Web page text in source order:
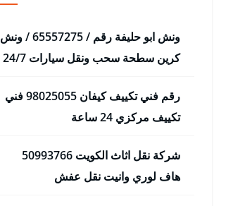
ونش ابو حليفة رقم / 65557275 / ونش
كرين سطحة سحب ونقل سيارات 24/7
رقم فني تكييف كيفان 98025055 فني
تكييف مركزي 24 ساعة
شركة نقل اثاث الكويت 50993766
هاف لوري وانيت نقل عفش